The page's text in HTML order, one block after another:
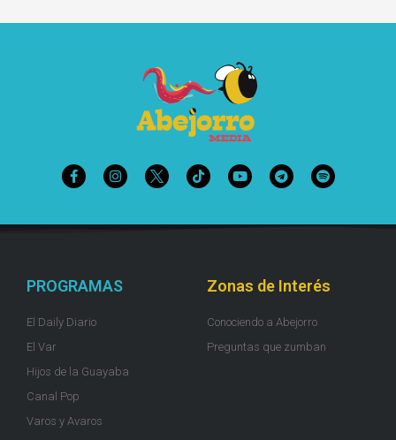
PROGRAMAS
El Daily Diario
El Var
Hijos de la Guayaba
Canal Pop
Varos y Avaros
Zonas de Interés
Conociendo a Abejorro
Preguntas que zumban